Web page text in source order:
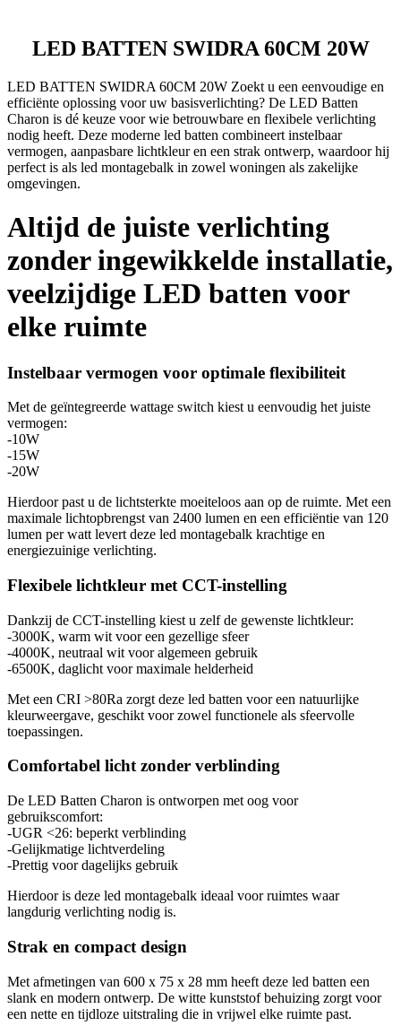
LED BATTEN SWIDRA 60CM 20W
LED BATTEN SWIDRA 60CM 20W Zoekt u een eenvoudige en
efficiënte oplossing voor uw basisverlichting? De LED Batten
Charon is dé keuze voor wie betrouwbare en flexibele verlichting
nodig heeft. Deze moderne led batten combineert instelbaar
vermogen, aanpasbare lichtkleur en een strak ontwerp, waardoor hij
perfect is als led montagebalk in zowel woningen als zakelijke
omgevingen.
Altijd de juiste verlichting
zonder ingewikkelde installatie,
veelzijdige LED batten voor
elke ruimte
Instelbaar vermogen voor optimale flexibiliteit
Met de geïntegreerde wattage switch kiest u eenvoudig het juiste
vermogen:
-10W
-15W
-20W
Hierdoor past u de lichtsterkte moeiteloos aan op de ruimte. Met een
maximale lichtopbrengst van 2400 lumen en een efficiëntie van 120
lumen per watt levert deze led montagebalk krachtige en
energiezuinige verlichting.
Flexibele lichtkleur met CCT-instelling
Dankzij de CCT-instelling kiest u zelf de gewenste lichtkleur:
-3000K, warm wit voor een gezellige sfeer
-4000K, neutraal wit voor algemeen gebruik
-6500K, daglicht voor maximale helderheid
Met een CRI >80Ra zorgt deze led batten voor een natuurlijke
kleurweergave, geschikt voor zowel functionele als sfeervolle
toepassingen.
Comfortabel licht zonder verblinding
De LED Batten Charon is ontworpen met oog voor
gebruikscomfort:
-UGR <26: beperkt verblinding
-Gelijkmatige lichtverdeling
-Prettig voor dagelijks gebruik
Hierdoor is deze led montagebalk ideaal voor ruimtes waar
langdurig verlichting nodig is.
Strak en compact design
Met afmetingen van 600 x 75 x 28 mm heeft deze led batten een
slank en modern ontwerp. De witte kunststof behuizing zorgt voor
een nette en tijdloze uitstraling die in vrijwel elke ruimte past.